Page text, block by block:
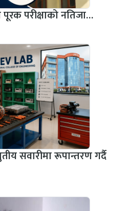
परीक्षाको नतिजा…
सवारीमा रूपान्तरण गर्दै